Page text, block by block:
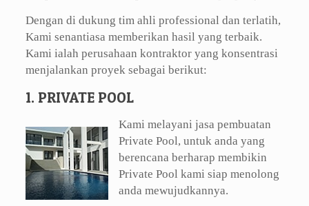
Dengan di dukung tim ahli professional dan terlatih,
Kami senantiasa memberikan hasil yang terbaik.
Kami ialah perusahaan kontraktor yang konsentrasi
menjalankan proyek sebagai berikut:
1. PRIVATE POOL
Kami melayani jasa pembuatan
Private Pool, untuk anda yang
berencana berharap membikin
Private Pool kami siap menolong
anda mewujudkannya.